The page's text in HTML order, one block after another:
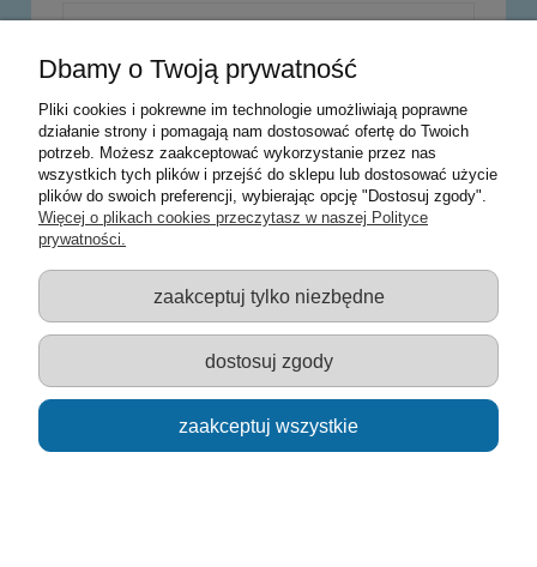
27114 Rovinj, Chorwacja - TREFL PUZZLE 2000
ELEMENTÓW
42,00 zł
powiadom o dostępności
Dbamy o Twoją prywatność
Pliki cookies i pokrewne im technologie umożliwiają poprawne
działanie strony i pomagają nam dostosować ofertę do Twoich
potrzeb. Możesz zaakceptować wykorzystanie przez nas
wszystkich tych plików i przejść do sklepu lub dostosować użycie
plików do swoich preferencji, wybierając opcję "Dostosuj zgody".
Więcej o plikach cookies przeczytasz w naszej Polityce
prywatności.
zaakceptuj tylko niezbędne
dostosuj zgody
zaakceptuj wszystkie